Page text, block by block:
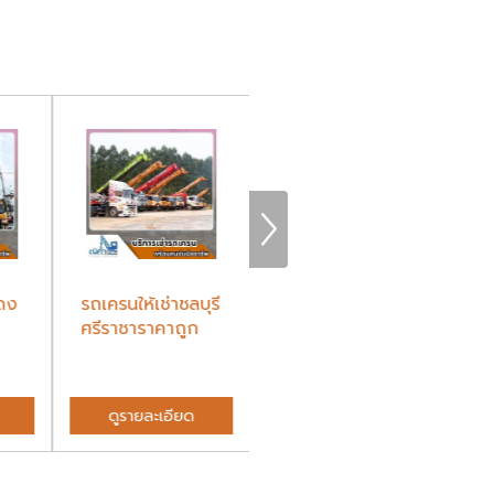
ง
รถเครนให้เช่าชลบุรี
ศรีราชาราคาถูก
ดูรายละเอียด